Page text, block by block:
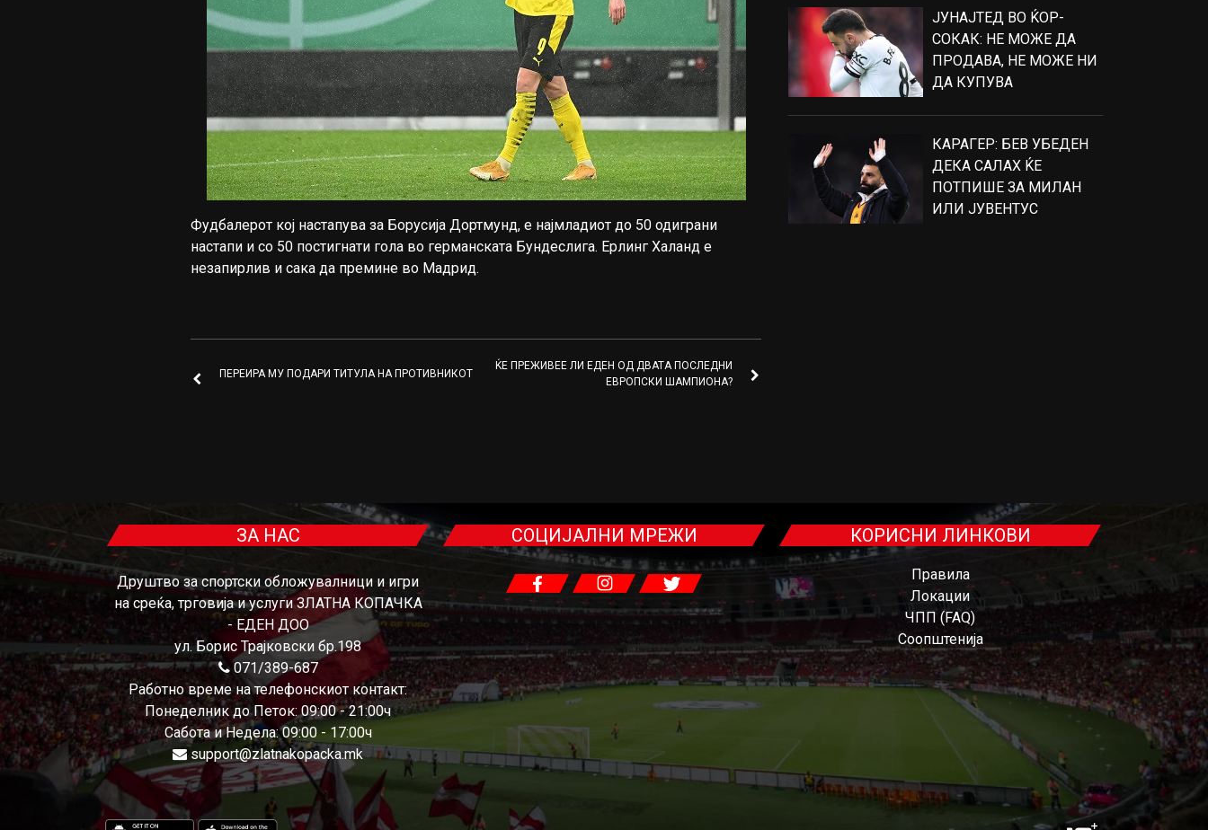
Фудбалерот кој настапува за Борусија Дортмунд, е најмладиот до 50 одиграни
настапи и со 50 постигнати гола во германската Бундеслига. Eрлинг Хaланд е
незапирлив и сака да премине во Мадрид.
ПЕРЕИРА МУ ПОДАРИ ТИТУЛА НА ПРОТИВНИКОТ
ЌЕ ПРЕЖИВЕЕ ЛИ ЕДЕН ОД ДВАТА ПОСЛЕДНИ
ЕВРОПСКИ ШАМПИОНА?
ЈУНАЈТЕД ВО ЌОР-
СОКАК: НЕ МОЖЕ ДА
ПРОДАВА, НЕ МОЖЕ НИ
ДА КУПУВА
КАРАГЕР: БЕВ УБЕДЕН
ДЕКА САЛАХ ЌЕ
ПОТПИШЕ ЗА МИЛАН
ИЛИ ЈУВЕНТУС
ЗА НАС
Друштво за спортски обложувалници и игри
на среќа, трговија и услуги ЗЛАТНА КОПАЧКА
- ЕДЕН ДОО
ул. Борис Трајковски бр.198
071/389-687
Работно време на телефонскиот контакт:
Понеделник до Петок: 09:00 - 21:00ч
Сабота и Недела: 09:00 - 17:00ч
support@zlatnakopacka.mk
СОЦИЈАЛНИ МРЕЖИ КОРИСНИ ЛИНКОВИ
Правила
Локации
ЧПП (FAQ)
Соопштенија